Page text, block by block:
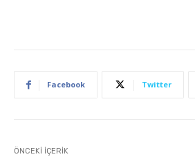
Facebook Twitter
ÖNCEKI İÇERIK